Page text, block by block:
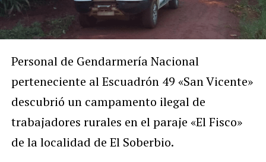
Personal de Gendarmería Nacional
perteneciente al Escuadrón 49 «San Vicente»
descubrió un campamento ilegal de
trabajadores rurales en el paraje «El Fisco»
de la localidad de El Soberbio.